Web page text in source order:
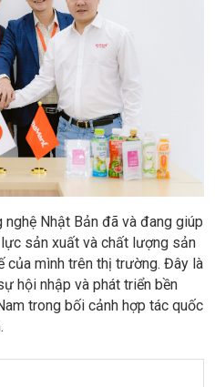
Nhật Bản đã và đang giúp
sản xuất và chất lượng sản
của mình trên thị trường. Đây là
hội nhập và phát triển bền
trong bối cảnh hợp tác quốc